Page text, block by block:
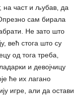
на част и љубав, да
сам бирала
Не зато што
већ стога што су
од тога треба,
и девојчицу
ће их лагано
игре, али да остави